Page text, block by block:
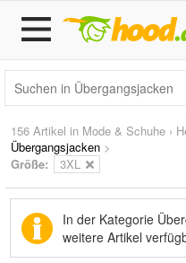
156 Artikel in Mode & Schuhe ›
Übergangsjacken >
Größe:
3XL
In der Kategorie
weitere Artikel